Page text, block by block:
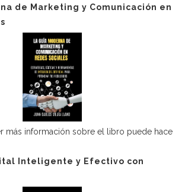
de Marketing y Comunicación en
más información sobre el libro puede hace
Inteligente y Efectivo con